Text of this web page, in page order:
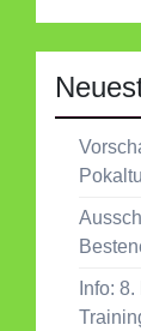
Info: